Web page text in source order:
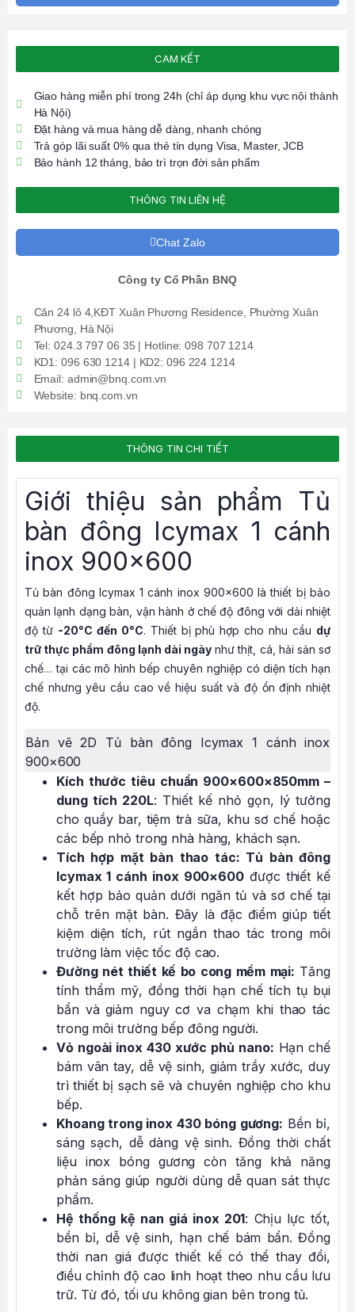
CAM KẾT
Giao hàng miễn phí trong 24h (chỉ áp dụng khu vực nội thành
Hà Nội)
Đặt hàng và mua hàng dễ dàng, nhanh chóng
Trả góp lãi suất 0% qua thẻ tín dụng Visa, Master, JCB
Bảo hành 12 tháng, bảo trì trọn đời sản phẩm
THÔNG TIN LIÊN HỆ
Chat Zalo
Công ty Cổ Phần BNQ
Căn 24 lô 4,KĐT Xuân Phương Residence, Phường Xuân
Phương, Hà Nội
Tel: 024.3 797 06 35 | Hotline: 098 707 1214
KD1: 096 630 1214 | KD2: 096 224 1214
Email: admin@bnq.com.vn
Website: bnq.com.vn
THÔNG TIN CHI TIẾT
Giới thiệu sản phẩm Tủ
bàn đông Icymax 1 cánh
inox 900×600
Tủ bàn đông Icymax 1 cánh inox 900×600 là thiết bị bảo
quản lạnh dạng bàn, vận hành ở chế độ đông với dải nhiệt
độ từ -20°C đến 0°C. Thiết bị phù hợp cho nhu cầu dự
trữ thực phẩm đông lạnh dài ngày như thịt, cá, hải sản sơ
chế… tại các mô hình bếp chuyên nghiệp có diện tích hạn
chế nhưng yêu cầu cao về hiệu suất và độ ổn định nhiệt
độ.
Bản vẽ 2D Tủ bàn đông Icymax 1 cánh inox
900×600
Kích thước tiêu chuẩn 900×600×850mm –
dung tích 220L: Thiết kế nhỏ gọn, lý tưởng
cho quầy bar, tiệm trà sữa, khu sơ chế hoặc
các bếp nhỏ trong nhà hàng, khách sạn.
Tích hợp mặt bàn thao tác: Tủ bàn đông
Icymax 1 cánh inox 900×600được thiết kế
kết hợp bảo quản dưới ngăn tủ và sơ chế tại
chỗ trên mặt bàn. Đây là đặc điểm giúp tiết
kiệm diện tích, rút ngắn thao tác trong môi
trường làm việc tốc độ cao.
Đường nét thiết kế bo cong mềm mại: Tăng
tính thẩm mỹ, đồng thời hạn chế tích tụ bụi
bẩn và giảm nguy cơ va chạm khi thao tác
trong môi trường bếp đông người.
Vỏ ngoài inox 430 xước phủ nano: Hạn chế
bám vân tay, dễ vệ sinh, giảm trầy xước, duy
trì thiết bị sạch sẽ và chuyên nghiệp cho khu
bếp.
Khoang trong inox 430 bóng gương: Bền bỉ,
sáng sạch, dễ dàng vệ sinh. Đồng thời chất
liệu inox bóng gương còn tăng khả năng
phản sáng giúp người dùng dễ quan sát thực
phẩm.
Hệ thống kệ nan giá inox 201: Chịu lực tốt,
bền bỉ, dễ vệ sinh, hạn chế bám bẩn. Đồng
thời nan giá được thiết kế có thể thay đổi,
điều chỉnh độ cao linh hoạt theo nhu cầu lưu
trữ. Từ đó, tối ưu không gian bên trong tủ.